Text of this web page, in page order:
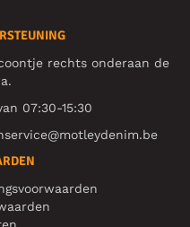
rechts onderaan de
07:30-15:30